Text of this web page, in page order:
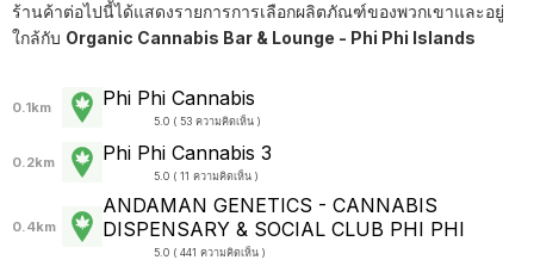
ร้านค้าต่อไปนี้ได้แสดงรายการการเลือกผลิตภัณฑ์ของพวกเขาและอยู่
ใกล้กับ Organic Cannabis Bar & Lounge - Phi Phi Islands
0.1km Phi Phi Cannabis
5.0 ( 53 ความคิดเห็น )
0.2km Phi Phi Cannabis 3
5.0 ( 11 ความคิดเห็น )
0.4km
ANDAMAN GENETICS - CANNABIS
DISPENSARY & SOCIAL CLUB PHI PHI
5.0 ( 441 ความคิดเห็น )